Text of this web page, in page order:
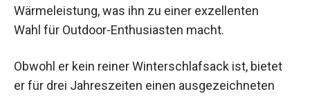
Wärmeleistung, was ihn zu einer exzellenten
Wahl für Outdoor-Enthusiasten macht.
Obwohl er kein reiner Winterschlafsack ist, bietet
er für drei Jahreszeiten einen ausgezeichneten